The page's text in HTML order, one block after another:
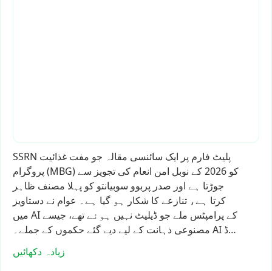
SSRN پلیٹ فارم پر ایک سائنسی مقالہ جو مفت غذائیت
پروگرام (MBG) کو 2026کے نوبل امن انعام کی تجویز سے
جوڑتا ہے اور صدر پربوو سوبیانتو کو پہلا مصنف ظاہر
کرتا ہے، تنازعےکا شکار ہو گیا ہے۔ عوام نےدستاویز
میں AI کے پرامپٹس ملے جو ڈیلیٹ نہیں ہوئےتھے، جیسے
مصنوعی ذہانت کے لیےدیےگئے حکموں کے جملے۔ AI ڈ…
زیادہ دکھائیں